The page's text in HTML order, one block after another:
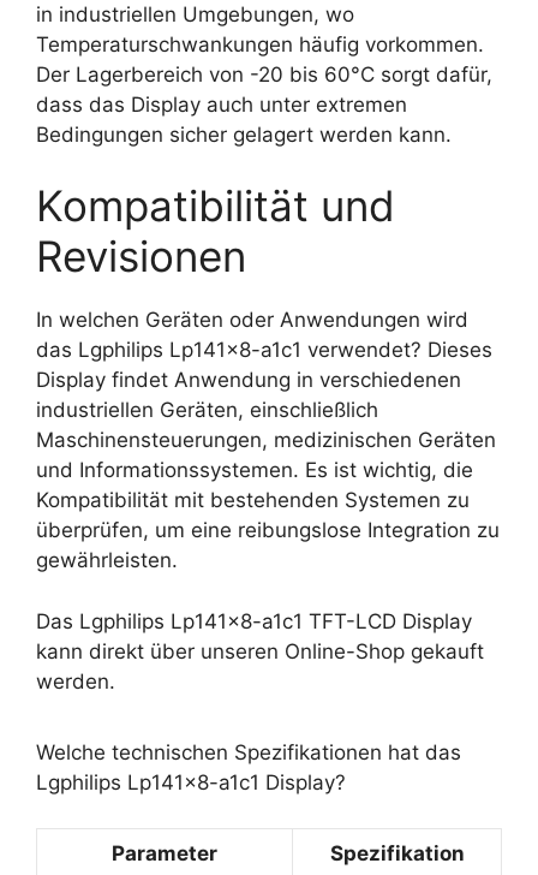
in industriellen Umgebungen, wo
Temperaturschwankungen häufig vorkommen.
Der Lagerbereich von -20 bis 60°C sorgt dafür,
dass das Display auch unter extremen
Bedingungen sicher gelagert werden kann.
Kompatibilität und
Revisionen
In welchen Geräten oder Anwendungen wird
das Lgphilips Lp141x8-a1c1 verwendet? Dieses
Display findet Anwendung in verschiedenen
industriellen Geräten, einschließlich
Maschinensteuerungen, medizinischen Geräten
und Informationssystemen. Es ist wichtig, die
Kompatibilität mit bestehenden Systemen zu
überprüfen, um eine reibungslose Integration zu
gewährleisten.
Das Lgphilips Lp141x8-a1c1 TFT-LCD Display
kann direkt über unseren Online-Shop gekauft
werden.
Welche technischen Spezifikationen hat das
Lgphilips Lp141x8-a1c1 Display?
Parameter Spezifikation